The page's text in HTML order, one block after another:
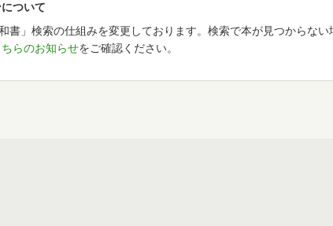
ついて
書」検索の仕組みを変更しております。検索で本が見つからない
ちらのお知らせをご確認ください。